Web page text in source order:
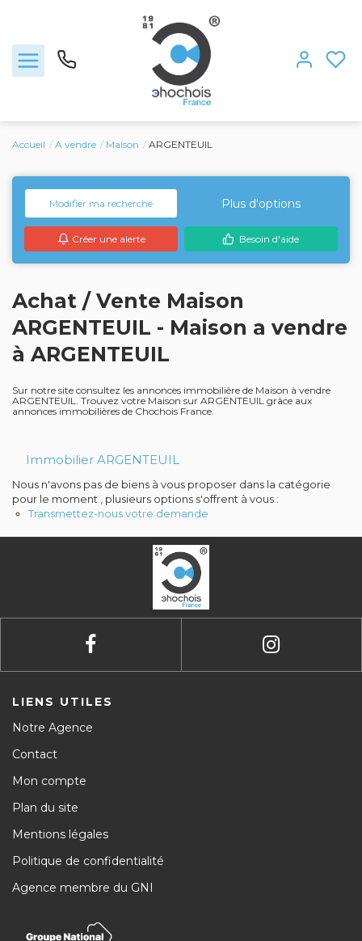
Nous rejoindre
Locations
Estimation
L'agence
Avis clients
Accueil A vendre Maison ARGENTEUIL
Modifier ma recherche Plus d'options
Créer une alerte Besoin d'aide
Achat / Vente Maison
ARGENTEUIL - Maison a vendre
à ARGENTEUIL
Sur notre site consultez les annonces immobilière de Maison à vendre
ARGENTEUIL. Trouvez votre Maison sur ARGENTEUIL grâce aux
annonces immobilières de Chochois France.
Immobilier ARGENTEUIL
Nous n'avons pas de biens à vous proposer dans la catégorie
pour le moment , plusieurs options s'offrent à vous :
Transmettez-nous votre demande
LIENS UTILES
Notre Agence
Contact
Mon compte
Plan du site
Mentions légales
Politique de confidentialité
Agence membre du GNI